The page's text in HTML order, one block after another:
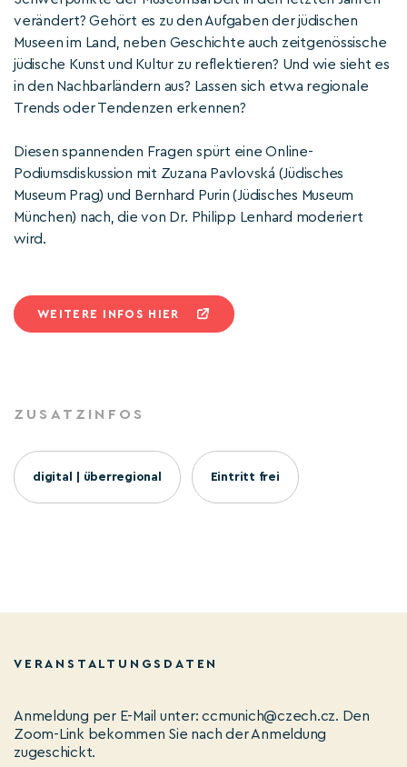
verändert? Gehört es zu den Aufgaben der jüdischen
Museen im Land, neben Geschichte auch zeitgenössische
jüdische Kunst und Kultur zu reflektieren? Und wie sieht es
in den Nachbarländern aus? Lassen sich etwa regionale
Trends oder Tendenzen erkennen?
Diesen spannenden Fragen spürt eine Online-
Podiumsdiskussion mit Zuzana Pavlovská (Jüdisches
Museum Prag) und Bernhard Purin (Jüdisches Museum
München) nach, die von Dr. Philipp Lenhard moderiert
wird.
WEITERE INFOS HIER
ZUSATZINFOS
digital | überregional Eintritt frei
VERANSTALTUNGSDATEN
Anmeldung per E-Mail unter: ccmunich@czech.cz. Den
Zoom-Link bekommen Sie nach der Anmeldung
zugeschickt.